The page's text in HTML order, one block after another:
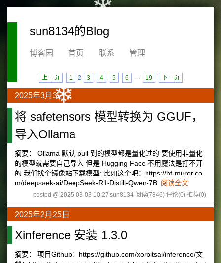
sun8134的Blog
博客园 首页 联系 管理
上一页 1 2 3 4 5 6 ··· 19 下一页
2025年3月3日
将 safetensors 模型转换为 GGUF，
导入Ollama
摘要： Ollama 默认 pull 到的模型都是量化过的 要使用非量化
的模型就需要自己导入 但是 Hugging Face 不用魔法是打不开
的 我们找个镜像站下载模型: 比如这个吧：https://hf-mirror.co
m/deepseek-ai/DeepSeek-R1-Distill-Qwen-7B 阅读全文
posted @ 2025-03-03 10:27 sun8134 阅读(7846) 评论(0) 推荐(0)
2025年2月25日
Xinference 安装 1.3.0
摘要： 项目Github：https://github.com/xorbitsai/inference/文
❄
❄
❄
❄
❄